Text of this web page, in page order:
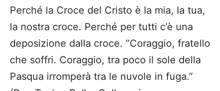
Perché la Croce del Cristo è la mia, la tua,
la nostra croce. Perché per tutti c’è una
deposizione dalla croce. “Coraggio, fratello
che soffri. Coraggio, tra poco il sole della
Pasqua irromperà tra le nuvole in fuga.”